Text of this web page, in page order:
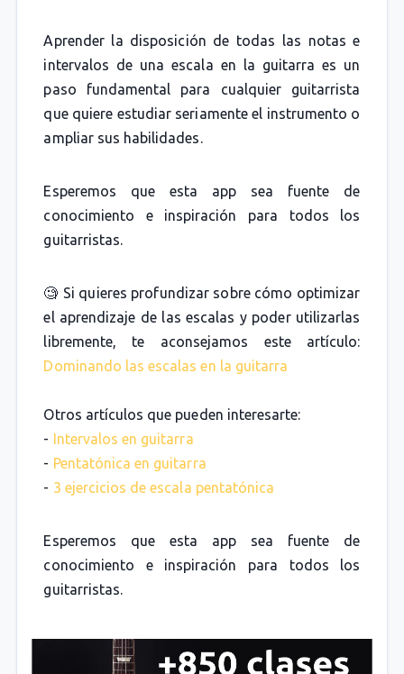
Aprender la disposición de todas las notas e
intervalos de una escala en la guitarra es un
paso fundamental para cualquier guitarrista
que quiere estudiar seriamente el instrumento o
ampliar sus habilidades.
Esperemos que esta app sea fuente de
conocimiento e inspiración para todos los
guitarristas.
🧐 Si quieres profundizar sobre cómo optimizar
el aprendizaje de las escalas y poder utilizarlas
libremente, te aconsejamos este artículo:
Dominando las escalas en la guitarra
Otros artículos que pueden interesarte:
- Intervalos en guitarra
- Pentatónica en guitarra
- 3 ejercicios de escala pentatónica
Esperemos que esta app sea fuente de
conocimiento e inspiración para todos los
guitarristas.